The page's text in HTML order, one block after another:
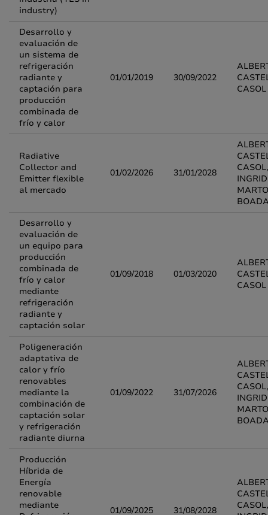
industry)
Desarrollo y
evaluación de
un sistema de
refrigeración
radiante y
captación para
producción
combinada de
frío y calor
01/01/2019 30/09/2022
CASOL
Radiative
Collector and
Emitter flexible
al mercado
01/02/2026 31/01/2028
CASOL,
INGRID
Desarrollo y
evaluación de
un equipo para
producción
combinada de
frío y calor
mediante
refrigeración
radiante y
captación solar
01/09/2018 01/03/2020
CASOL
Poligeneración
adaptativa de
calor y frío
renovables
mediante la
combinación de
captación solar
y refrigeración
radiante diurna
01/09/2022 31/07/2026
CASOL,
INGRID
Producción
Híbrida de
Energía
renovable
mediante
01/09/2025 31/08/2028
CASOL,